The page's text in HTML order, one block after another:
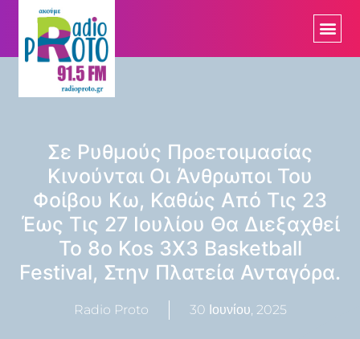
Σε Ρυθμούς Προετοιμασίας
Κινούνται Οι Άνθρωποι Του
Φοίβου Κω, Καθώς Από Τις 23
Έως Τις 27 Ιουλίου Θα Διεξαχθεί
Το 8ο Kos 3X3 Basketball
Festival, Στην Πλατεία Ανταγόρα.
Radio Proto 30 Ιουνίου, 2025